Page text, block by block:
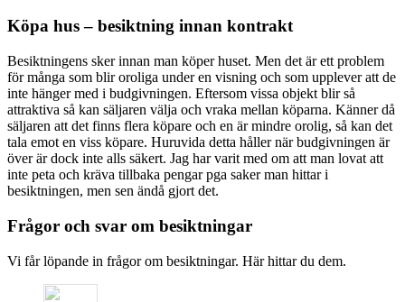
Köpa hus – besiktning innan kontrakt
Besiktningens sker innan man köper huset. Men det är ett problem
för många som blir oroliga under en visning och som upplever att de
inte hänger med i budgivningen. Eftersom vissa objekt blir så
attraktiva så kan säljaren välja och vraka mellan köparna. Känner då
säljaren att det finns flera köpare och en är mindre orolig, så kan det
tala emot en viss köpare. Huruvida detta håller när budgivningen är
över är dock inte alls säkert. Jag har varit med om att man lovat att
inte peta och kräva tillbaka pengar pga saker man hittar i
besiktningen, men sen ändå gjort det.
Frågor och svar om besiktningar
Vi får löpande in frågor om besiktningar. Här hittar du dem.